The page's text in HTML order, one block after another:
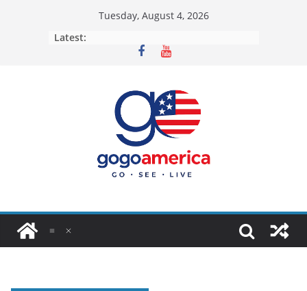
Tuesday, August 4, 2026
Latest: